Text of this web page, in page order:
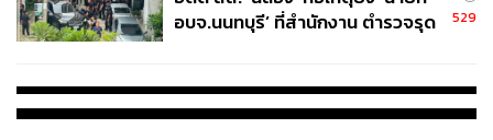
ทรัพย์ส่วนพระองค์ไปช่วยเหลือแล้ว 20 กว่าล้าน เพื่อให้โรง
อบจ.นนทบุรี’ ที่สำนักงาน ตำรวจรุด
529